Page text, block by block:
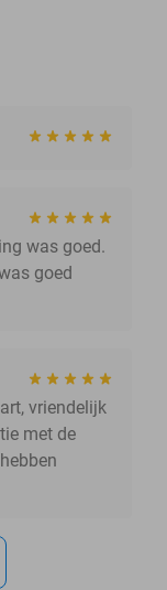
was goed.
goed
vriendelijk
met de